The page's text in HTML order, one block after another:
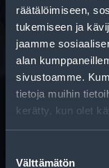
räätälöimiseen,
tukemiseen ja
jaamme
alan
sivustoamme.
tietoja muihin
kerätty, kun olet
valinta
Välttämätön